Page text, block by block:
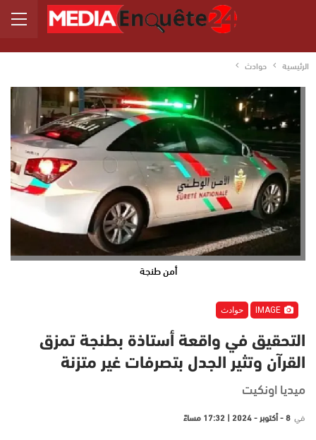
الرئيسية حوادث
أمن طنجة
حوادث
التحقيق في واقعة أستاذة بطنجة تمزق
القرآن وتثير الجدل بتصرفات غير متزنة
ميديا اونكيت
في 8 - أكتوبر - 2024 | 17:32 مساءً